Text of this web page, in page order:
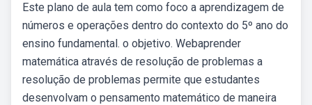
Este plano de aula tem como foco a aprendizagem de
números e operações dentro do contexto do 5º ano do
ensino fundamental. o objetivo. Webaprender
matemática através de resolução de problemas a
resolução de problemas permite que estudantes
desenvolvam o pensamento matemático de maneira